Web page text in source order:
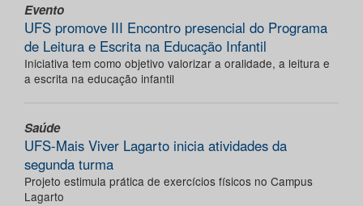
Evento
UFS promove III Encontro presencial do Programa
de Leitura e Escrita na Educação Infantil
Iniciativa tem como objetivo valorizar a oralidade, a leitura e
a escrita na educação infantil
Saúde
UFS-Mais Viver Lagarto inicia atividades da
segunda turma
Projeto estimula prática de exercícios físicos no Campus
Lagarto